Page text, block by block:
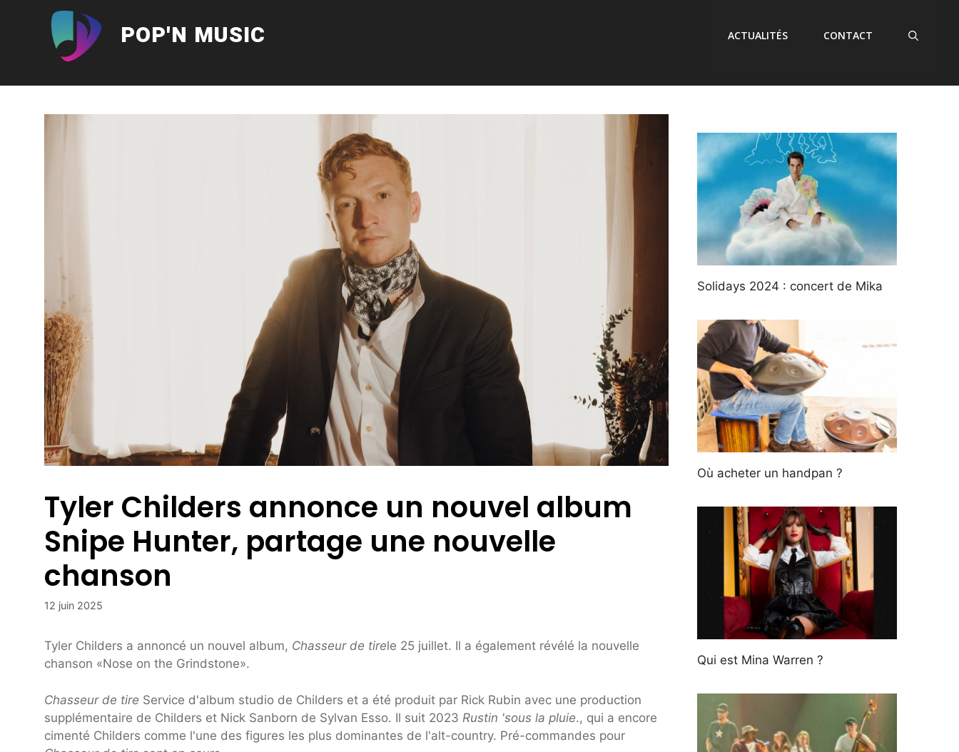
POP'N MUSIC ACTUALITÉS CONTACT
Tyler Childers annonce un nouvel album
Snipe Hunter, partage une nouvelle
chanson
12 juin 2025
Tyler Childers a annoncé un nouvel album, Chasseur de tirele 25 juillet. Il a également révélé la nouvelle
chanson «Nose on the Grindstone».
Chasseur de tire Service d'album studio de Childers et a été produit par Rick Rubin avec une production
supplémentaire de Childers et Nick Sanborn de Sylvan Esso. Il suit 2023 Rustin 'sous la pluie., qui a encore
cimenté Childers comme l'une des figures les plus dominantes de l'alt-country. Pré-commandes pour
Solidays 2024 : concert de Mika
Où acheter un handpan ?
Qui est Mina Warren ?